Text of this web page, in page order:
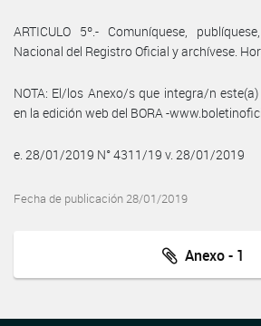
ARTICULO 5º.- Comuníquese,
Nacional del Registro Oficial y archívese.
NOTA: El/los Anexo/s que integra/n
en la edición web del BORA -
e. 28/01/2019 N° 4311/19 v. 28/01/2019
Fecha de publicación 28/01/2019
Anexo - 1